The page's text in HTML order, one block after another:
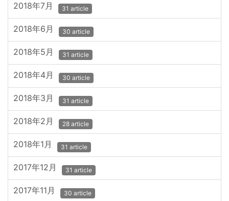
2018年7月 31 article
2018年6月 30 article
2018年5月 31 article
2018年4月 30 article
2018年3月 31 article
2018年2月 28 article
2018年1月 31 article
2017年12月 31 article
2017年11月 30 article